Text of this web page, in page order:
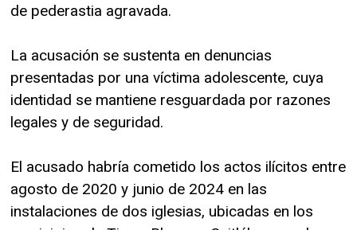
de pederastia agravada.
La acusación se sustenta en denuncias
presentadas por una víctima adolescente, cuya
identidad se mantiene resguardada por razones
legales y de seguridad.
El acusado habría cometido los actos ilícitos entre
agosto de 2020 y junio de 2024 en las
instalaciones de dos iglesias, ubicadas en los